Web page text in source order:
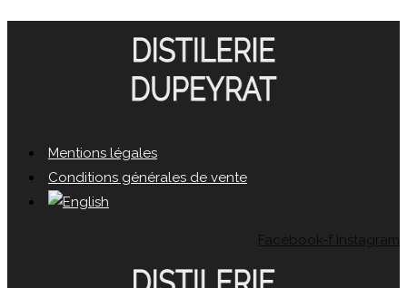
Mentions légales
Conditions générales de vente
Facebook-f Instagram